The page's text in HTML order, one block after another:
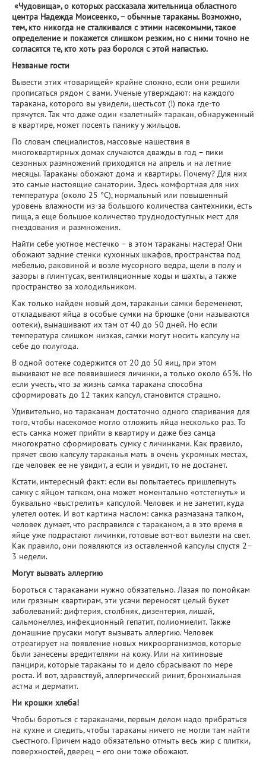
«Чудовища», о которых рассказала жительница областного
центра Надежда Моисеенко, – обычные тараканы. Возможно,
тем, кто никогда не сталкивался с этими насекомыми, такое
определение и покажется слишком резким, но с ними точно не
согласятся те, кто хоть раз боролся с этой напастью.
Незваные гости
Вывести этих «товарищей» крайне сложно, если они решили
прописаться рядом с вами. Ученые утверждают: на каждого
таракана, которого вы увидели, шестьсот (!) пока где-то
прячутся. Так что даже один «залетный» таракан, обнаруженный
в квартире, может посеять панику у жильцов.
По словам специалистов, массовые нашествия в
многоквартирных домах случаются дважды в год – пики
сезонных размножений приходятся на апрель и на летние
месяцы. Тараканы обожают дома и квартиры. Почему? Для них
это самые настоящие санатории. Здесь комфортная для них
температура (около 25 °С), нормальный или повышенный
уровень влажности из-за большого количества сантехники, есть
пища, а еще большое количество труднодоступных мест для
гнездования и размножения.
Найти себе уютное местечко – в этом тараканы мастера! Они
обожают задние стенки кухонных шкафов, пространства под
мебелью, раковиной и возле мусорного ведра, щели в полу и
зазоры в плинтусах, вентиляционные ходы и шахты, а также
пространство за холодильником.
Как только найден новый дом, тараканьи самки беременеют,
откладывают яйца в особые сумки на брюшке (они называются
оотеки), вынашивают их там от 40 до 50 дней. Но если
температура слишком низкая, самки могут носить капсулу на
себе до полугода.
В одной оотеке содержится от 20 до 50 яиц, при этом
выживают не все появившиеся личинки, а только около 65%. Но
если учесть, что за жизнь самка таракана способна
сформировать до 12 таких капсул, становится страшно.
Удивительно, но тараканам достаточно одного спаривания для
того, чтобы насекомое могло отложить яйца несколько раз. То
есть самка может прийти в квартиру и даже без самца
многократно сформировать сумку с личинками. Как правило,
прячет свою капсулу тараканья мать в очень укромных местах,
где человек ее не увидит, а если и увидит, то не достанет.
Кстати, интересный факт: если вы попытаетесь пришлепнуть
самку с яйцом тапком, она может моментально «отстегнуть» и
буквально «выстрелить» капсулой. Человек и не заметит, куда
улетел оотек. И вот картина маслом: самка размазана тапком,
человек думает, что расправился с тараканом, а в это время в
яйце уже подрастают личинки, готовые вот-вот вылезти на свет.
Как правило, они появляются из оставленной капсулы спустя 2–
3 недели.
Могут вызвать аллергию
Бороться с тараканами нужно обязательно. Лазая по помойкам
или грязным квартирам, эти усачи переносят целый букет
заболеваний: дифтерия, столбняк, дизентерия, лишай,
сальмонеллез, инфекционный гепатит, полиомиелит. Также
домашние прусаки могут вызывать аллергию. Человек
отреагирует на появление новых микроорганизмов, которые
были занесены вредителями на кожу. Или на хитиновые
панцири, которые тараканы то и дело сбрасывают по мере
роста. И вот, здравствуй, аллергический ринит, бронхиальная
астма и дерматит.
Ни крошки хлеба!
Чтобы бороться с тараканами, первым делом надо прибраться
на кухне и следить, чтобы тараканы ничего не могли там найти
съестного. Причем надо обязательно отмыть весь жир с плитки,
поверхностей, дверец – его они тоже обожают.